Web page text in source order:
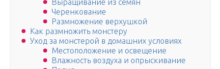
Выращивание из семян
Черенкование
Размножение верхушкой
Как размножить монстеру
Уход за монстерой в домашних условиях
Местоположение и освещение
Влажность воздуха и опрыскивание